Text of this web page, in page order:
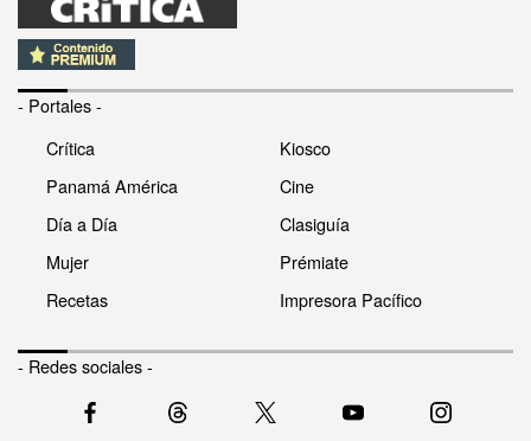
- Portales -
Crítica
Panamá América
Día a Día
Mujer
Recetas
Kiosco
Cine
Clasiguía
Prémiate
Impresora Pacífico
- Redes sociales -